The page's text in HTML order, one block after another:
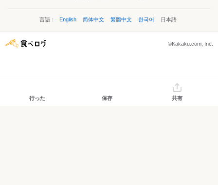
言語： English 简体中文 繁體中文 한국어 日本語
©Kakaku.com, Inc.
行った 保存 共有